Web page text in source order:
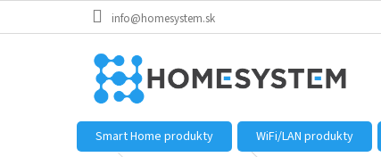
info@homesystem.sk
Smart Home produkty WiFi/LAN produkty